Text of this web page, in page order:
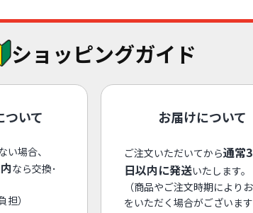
ショッピングガイド
ついて
い場合、
なら交換･
担）
お届けについて
ご注文いただいてから通常
日以内に発送いたします。
（商品やご注文時期により
をいただく場合がございま